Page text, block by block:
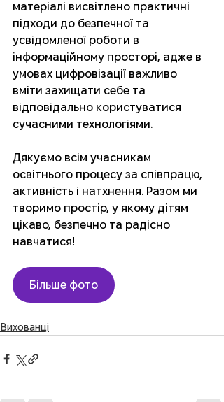
матеріалі висвітлено практичні
підходи до безпечної та
усвідомленої роботи в
інформаційному просторі, адже в
умовах цифровізації важливо
вміти захищати себе та
відповідально користуватися
сучасними технологіями.
Дякуємо всім учасникам
освітнього процесу за співпрацю,
активність і натхнення. Разом ми
творимо простір, у якому дітям
цікаво, безпечно та радісно
навчатися!
Більше фото
Вихованці